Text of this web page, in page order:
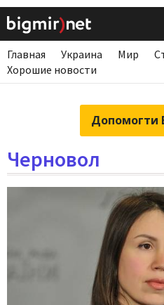
Главная Украина Мир
Хорошие новости
Допомогти
Черновол